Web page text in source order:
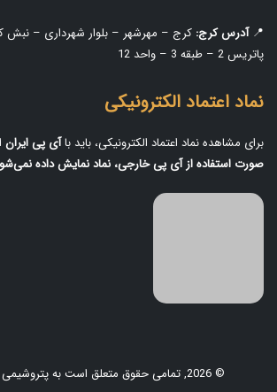
📍آدرس کرج:
پاتریس 2 – طبقه 3 – واحد 12
نماد اعتماد الکترونیکی
برای مشاهده نماد اعتماد الکترونیکی، باید باآی‌ پی ایران
صورت استفاده از آی‌ پی خارجی، نماد نمایش داده
© 2026, تمامی حقوق متعلق است به پتروشیمی دانشمند |